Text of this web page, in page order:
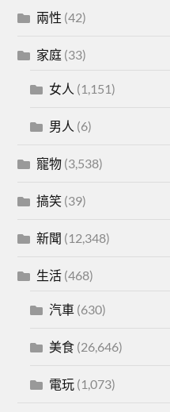
兩性 (42)
家庭 (33)
女人 (1,151)
男人 (6)
寵物 (3,538)
搞笑 (39)
新聞 (12,348)
生活 (468)
汽車 (630)
美食 (26,646)
電玩 (1,073)